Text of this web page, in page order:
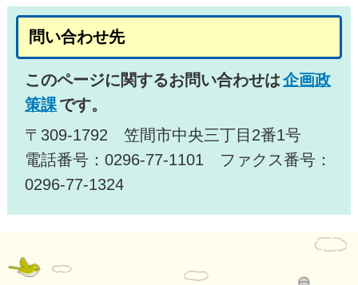
問い合わせ先
このページに関するお問い合わせは企画政
策課です。
〒309-1792 笠間市中央三丁目2番1号
電話番号：0296-77-1101 ファクス番号：
0296-77-1324